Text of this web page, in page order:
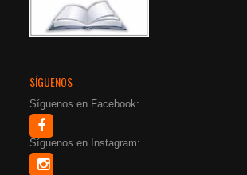
SÍGUENOS
Síguenos en Facebook:
Síguenos en Instagram: